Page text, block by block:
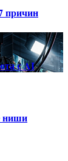
причин
с AI
ниши